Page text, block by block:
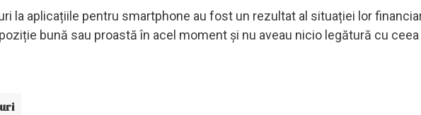
la aplicațiile pentru smartphone au fost un rezultat al situației lor
bună sau proastă în acel moment și nu aveau nicio legătură cu ceea